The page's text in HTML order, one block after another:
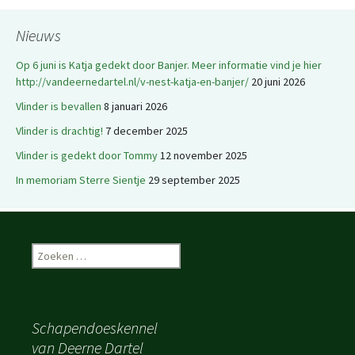
Nieuws
Op 6 juni is Katja gedekt door Banjer. Meer informatie vind je hier
http://vandeernedartel.nl/v-nest-katja-en-banjer/ 20 juni 2026
Vlinder is bevallen 8 januari 2026
Vlinder is drachtig! 7 december 2025
Vlinder is gedekt door Tommy 12 november 2025
In memoriam Sterre Sientje 29 september 2025
Zoeken
naar:
Schapendoeskennel
van Deerne Dartel